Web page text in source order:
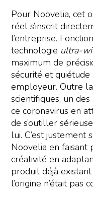
Pour Noovelia, cet
réel s’inscrit
l’entreprise.
technologie ultra-
maximum de
sécurité et quiétude
employeur. Outre
scientifiques, un
ce coronavirus en
de s’outiller
lui. C’est justement
Noovelia en faisant
créativité en
produit déjà
l’origine n’était pas